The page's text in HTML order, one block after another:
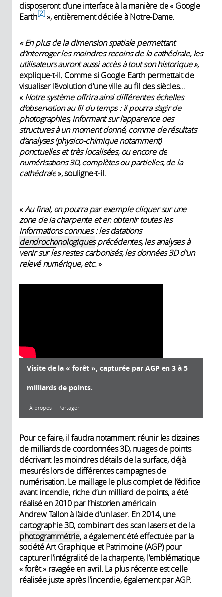
disposeront d’une interface à la manière de « Google
Earth 2 », entièrement dédiée à Notre-Dame.
« En plus de la dimension spatiale permettant
d’interroger les moindres recoins de la cathédrale, les
utilisateurs auront aussi accès à tout son historique »,
explique-t-il. Comme si Google Earth permettait de
visualiser l’évolution d’une ville au fil des siècles…
«Notresystème offrira ainsi différentes échelles
d’observation au fil du temps : il pourra s’agir de
photographies, informant sur l’apparence des
structures à un moment donné, comme de résultats
d’analyses(physico-chimique notamment)
ponctuelles et très localisées, ou encore de
numérisations 3D, complètes ou partielles, de la
cathédrale», souligne-t-il.
«Au final, on pourra par exemple cliquer sur une
zone de la charpente et en obtenir toutes les
informations connues :les datations
dendrochonologiquesprécédentes, lesanalyses à
venir sur les restes carbonisés,les données 3D d’un
relevé numérique, etc.»
Visite de la « forêt », capturée par AGP en 3 à 5
milliards de points.
À propos Partager
À propos
Description:
Charpente de Notre-Dame - Art
Graphique & Patrimoine - Voyage
dans le nuage de points
Année de
production:
2019
Durée:
Producteur:
Art Graphique &
Patrimoine
Pour ce faire, il faudra notamment réunir les dizaines
de milliards de coordonnées 3D, nuages de points
décrivant les moindres détails de la surface, déjà
mesurés lors de différentes campagnes de
numérisation. Le maillage le plus complet de l’édifice
avant incendie, riche d’un milliard de points, a été
réalisé en 2010 par l’historien américain
Andrew Tallon à l’aide d’un laser. En 2014, une
cartographie 3D, combinant des scan lasers et de la
photogrammétrie, a également été effectuée par la
société Art Graphique et Patrimoine (AGP) pour
capturer l’intégralité de la charpente, l’emblématique
« forêt » ravagée en avril. La plus récente est celle
réalisée juste après l’incendie, également par AGP.